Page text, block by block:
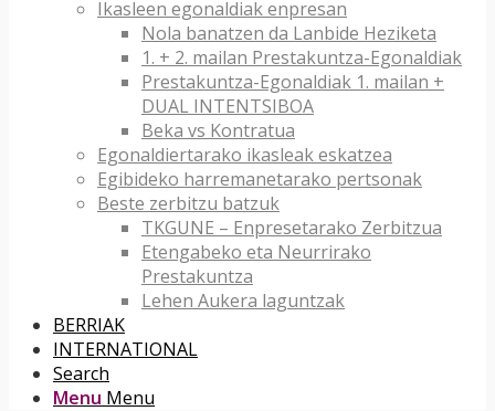
Ikasleen egonaldiak enpresan
Nola banatzen da Lanbide Heziketa
1. + 2. mailan Prestakuntza-Egonaldiak
Prestakuntza-Egonaldiak 1. mailan +
DUAL INTENTSIBOA
Beka vs Kontratua
Egonaldiertarako ikasleak eskatzea
Egibideko harremanetarako pertsonak
Beste zerbitzu batzuk
TKGUNE – Enpresetarako Zerbitzua
Etengabeko eta Neurrirako
Prestakuntza
Lehen Aukera laguntzak
BERRIAK
INTERNATIONAL
Search
Menu Menu